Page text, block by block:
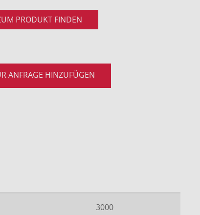
PRODUKT FINDEN
ANFRAGE HINZUFÜGEN
3000